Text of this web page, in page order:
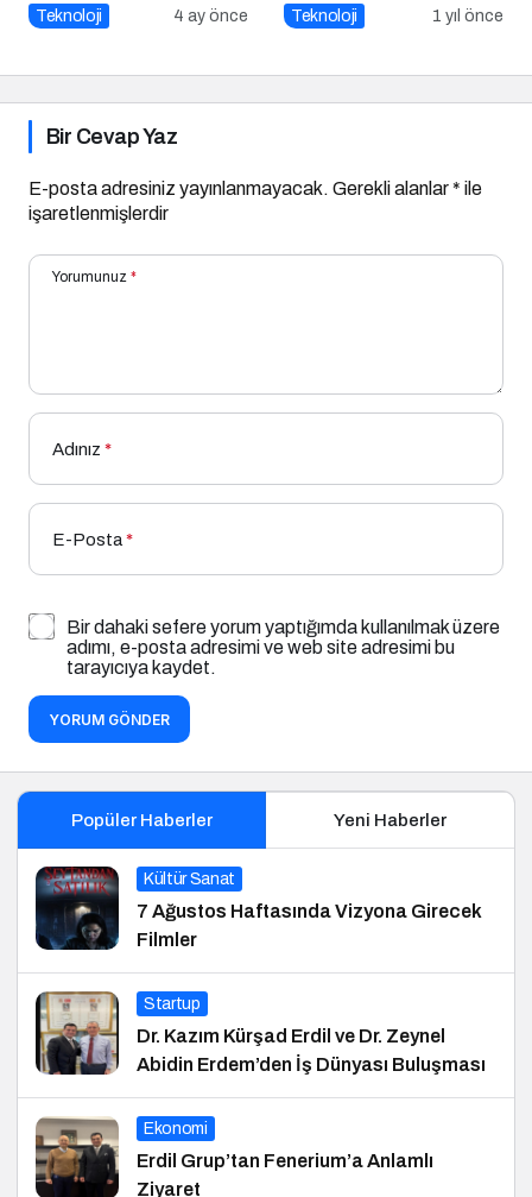
Kalıyor?
Teknoloji 4 ay önce
Uygulamaları
Teknoloji 1 yıl önce
Bir Cevap Yaz
E-posta adresiniz yayınlanmayacak. Gerekli alanlar* ile
işaretlenmişlerdir
Yorumunuz *
Adınız *
E-Posta*
Bir dahaki sefere yorum yaptığımda kullanılmak üzere
adımı, e-posta adresimi ve web site adresimi bu
tarayıcıya kaydet.
YORUM GÖNDER
Popüler Haberler Yeni Haberler
Kültür Sanat
7 Ağustos Haftasında Vizyona Girecek
Filmler
Startup
Dr. Kazım Kürşad Erdil ve Dr. Zeynel
Abidin Erdem’den İş Dünyası Buluşması
Ekonomi
Erdil Grup’tan Fenerium’a Anlamlı
Ziyaret